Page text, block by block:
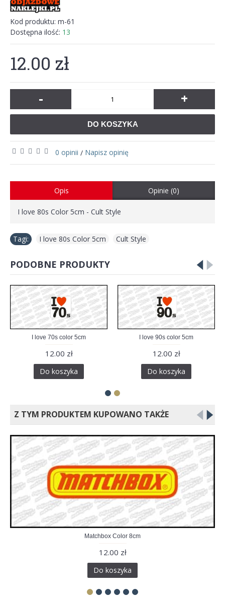
Kod produktu: m-61
Dostępna ilość: 13
12.00 zł
- +
DO KOSZYKA
0 opinii / Napisz opinię
Opis Opinie (0)
I love 80s Color 5cm - Cult Style
Tagi: I love 80s Color 5cm Cult Style
PODOBNE PRODUKTY
I love 70s color 5cm
12.00 zł
Do koszyka
I love 90s color 5cm
12.00 zł
Do koszyka
Z TYM PRODUKTEM KUPOWANO TAKŻE
Matchbox Color 8cm
12.00 zł
Do koszyka